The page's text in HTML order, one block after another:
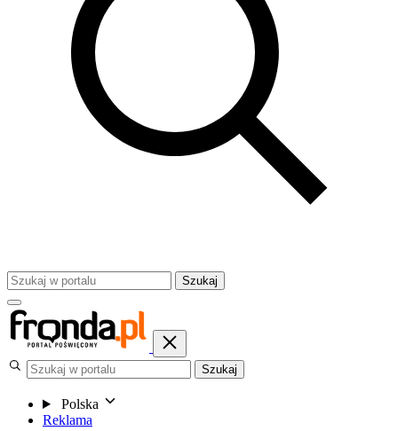
Szukaj
Szukaj
Polska
Reklama